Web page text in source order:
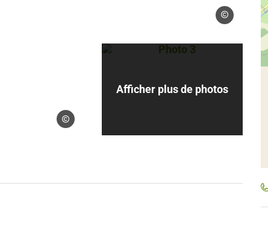
Droits gérés – ©BERTRAND
Droits gérés –
Afficher plus de photos
Photo 3, Droits gérés –